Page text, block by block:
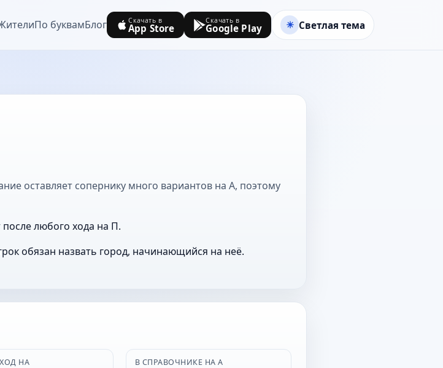
По буквамБлог Скачать в
App Store
Скачать в
Google Play Светлая тема
оставляет сопернику много вариантов на А, поэтому
любого хода на П.
обязан назвать город, начинающийся на неё.
НА В СПРАВОЧНИКЕ НА А